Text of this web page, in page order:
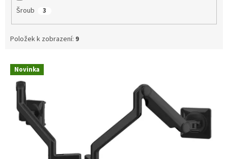
Šroub 3
Položek k zobrazení: 9
V Novinka